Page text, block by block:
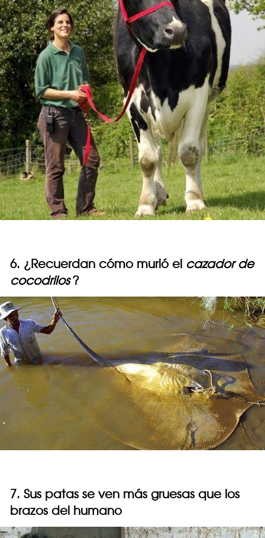
6. ¿Recuerdan cómo murió el cazador de
cocodrilos ?
7. Sus patas se ven más gruesas que los
brazos del humano